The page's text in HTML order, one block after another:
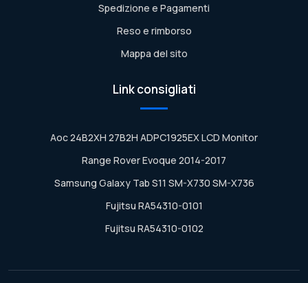
Spedizione e Pagamenti
Reso e rimborso
Mappa del sito
Link consigliati
Aoc 24B2XH 27B2H ADPC1925EX LCD Monitor
Range Rover Evoque 2014-2017
Samsung Galaxy Tab S11 SM-X730 SM-X736
Fujitsu RA54310-0101
Fujitsu RA54310-0102